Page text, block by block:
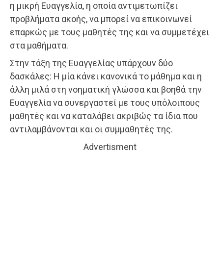
η μικρή Ευαγγελία, η οποία αντιμετωπίζει
προβλήματα ακοής, να μπορεί να επικοινωνεί
επαρκώς με τους μαθητές της και να συμμετέχει
στα μαθήματα.
Στην τάξη της Ευαγγελίας υπάρχουν δύο
δασκάλες: Η μία κάνει κανονικά το μάθημα και η
άλλη μιλά στη νοηματική γλώσσα και βοηθά την
Ευαγγελία να συνεργαστεί με τους υπόλοιπους
μαθητές και να καταλάβει ακριβώς τα ίδια που
αντιλαμβάνονται και οι συμμαθητές της.
Advertisment